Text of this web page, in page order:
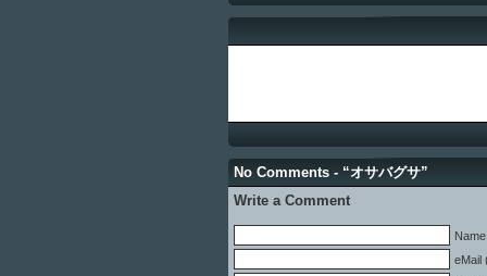
No Comments - “オサバグサ”
Write a Comment
eMail